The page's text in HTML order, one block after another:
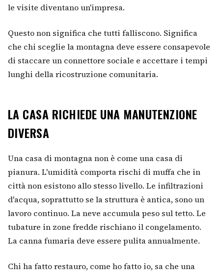
le visite diventano un'impresa.
Questo non significa che tutti falliscono. Significa
che chi sceglie la montagna deve essere consapevole
di staccare un connettore sociale e accettare i tempi
lunghi della ricostruzione comunitaria.
LA CASA RICHIEDE UNA MANUTENZIONE
DIVERSA
Una casa di montagna non è come una casa di
pianura. L'umidità comporta rischi di muffa che in
città non esistono allo stesso livello. Le infiltrazioni
d'acqua, soprattutto se la struttura è antica, sono un
lavoro continuo. La neve accumula peso sul tetto. Le
tubature in zone fredde rischiano il congelamento.
La canna fumaria deve essere pulita annualmente.
Chi ha fatto restauro, come ho fatto io, sa che una